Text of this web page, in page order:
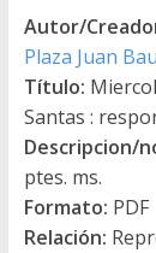
Autor/
Plaza Juan
Título:
Santas :
Descripcion/
ptes. ms.
Formato: PDF
Relación: